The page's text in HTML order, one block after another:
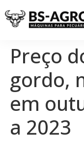
Preço
gordo,
em
a 2023